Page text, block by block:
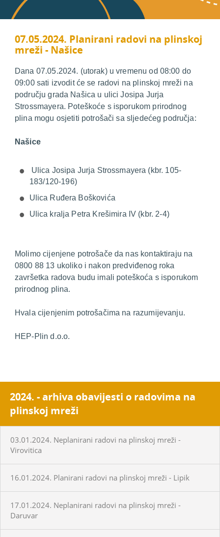
07.05.2024. Planirani radovi na plinskoj
mreži - Našice
Dana 07.05.2024. (utorak) u vremenu od 08:00 do
09:00 sati izvodit će se radovi na plinskoj mreži na
području grada Našica u ulici Josipa Jurja
Strossmayera. Poteškoće s isporukom prirodnog
plina mogu osjetiti potrošači sa sljedećeg područja:
Našice
Ulica Josipa Jurja Strossmayera (kbr. 105-
183/120-196)
Ulica Ruđera Boškovića
Ulica kralja Petra Krešimira IV (kbr. 2-4)
Molimo cijenjene potrošače da nas kontaktiraju na
0800 88 13 ukoliko i nakon predviđenog roka
završetka radova budu imali poteškoća s isporukom
prirodnog plina.
Hvala cijenjenim potrošačima na razumijevanju.
HEP-Plin d.o.o.
2024. - arhiva obavijesti o radovima na
plinskoj mreži
03.01.2024. Neplanirani radovi na plinskoj mreži -
Virovitica
16.01.2024. Planirani radovi na plinskoj mreži - Lipik
17.01.2024. Neplanirani radovi na plinskoj mreži -
Daruvar